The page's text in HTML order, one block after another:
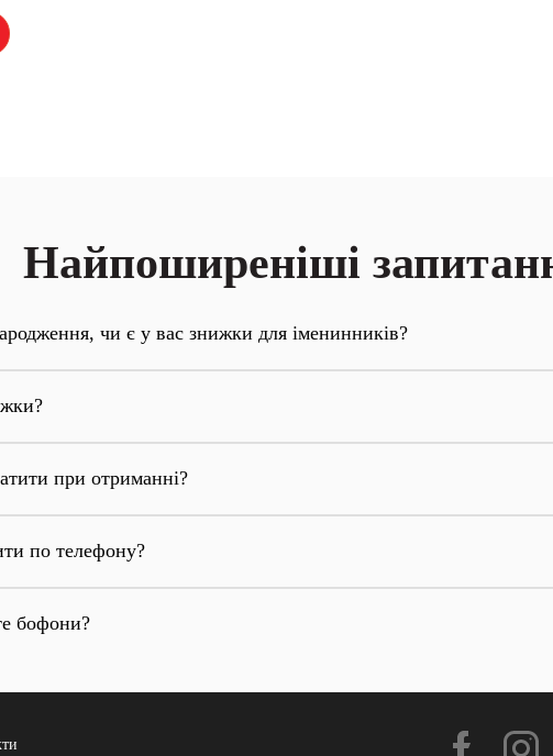
Найпоширеніші
чи є у вас знижки для іменинників?
при отриманні?
по телефону?
бофони?